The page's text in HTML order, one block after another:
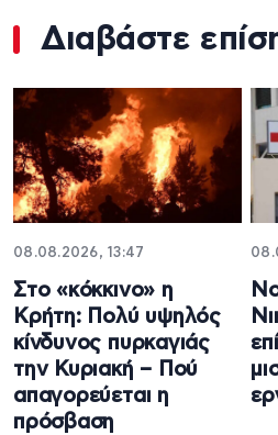
Διαβάστε
08.08.2026, 13:47
Στο «κόκκινο» η
Κρήτη: Πολύ υψηλός
κίνδυνος πυρκαγιάς
την Κυριακή – Πού
απαγορεύεται η
πρόσβαση